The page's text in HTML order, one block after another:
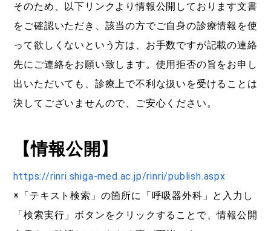
そのため、以下リンクより情報公開しております文書
をご確認いただき、該当の方でご自身の診療情報を使
って欲しくないという方は、お手数ですが記載の連絡
先にご連絡をお願い致します。使用拒否の旨をお申し
出いただいても、診療上で不利な扱いを受けることは
決してございませんので、ご安心ください。
【情報公開】
https://rinri.shiga-med.ac.jp/rinri/publish.aspx
※「テキスト検索」の箇所に「呼吸器外科」と入力し
「検索実行」ボタンをクリックすることで、情報公開